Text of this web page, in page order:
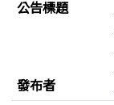
公告標題
發布者